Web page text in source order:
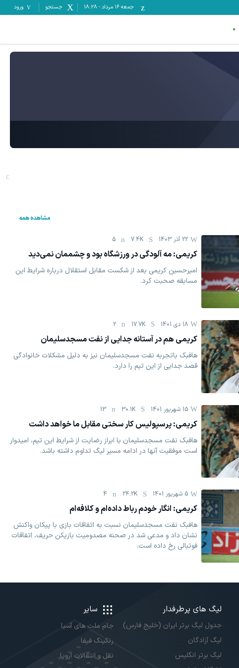
جمعه ۱۶ مرداد -
18:28 جستجو ورود
مشاهده همه
22 آذر 1403 7.4K
5
کریمی: مه آلودگی در ورزشگاه بود و چشممان نمی‌دید
امیرحسین کریمی بعد از شکست مقابل استقلال درباره شرایط این
مسابقه صحبت کرد.
18 دی 1401 17.7K
2
کریمی هم در آستانه جدایی از نفت مسجدسلیمان
هافبک باتجربه نفت مسجدسلیمان نیز به دلیل مشکلات خانوادگی
قصد جدایی از این تیم را دارد.
15 شهریور 1401 30.1K
13
کریمی: پرسپولیس کار سختی مقابل ما خواهد داشت
هافبک نفت مسجدسلیمان با ابراز رضایت از شرایط این تیم، امیدوار
است موفقیت آنها در ادامه مسیر لیگ تداوم داشته باشد.
5 شهریور 1401 24.2K
4
کریمی: انگار خودم رباط داده‌ام و کلافه‌ام
هافبک نفت مسجدسلیمان نسبت به اتفاقات بازی با پیکان واکنش
نشان داد و مدعی شد در صحنه مصدومیت بازیکن حریف، اتفاقات
فوتبالی رخ داده است.
لیگ های پرطرفدار
جدول لیگ برتر ایران (خلیج فارس)
لیگ آزادگان
لیگ برتر انگلیس
سایر
جام ملت های آسیا
رنکینگ فیفا
نقل و انتقالات اروپا